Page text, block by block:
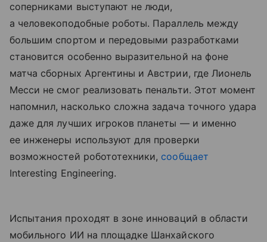
соперниками выступают не люди,
а человекоподобные роботы. Параллель между
большим спортом и передовыми разработками
становится особенно выразительной на фоне
матча сборных Аргентины и Австрии, где Лионель
Месси не смог реализовать пенальти. Этот момент
напомнил, насколько сложна задача точного удара
даже для лучших игроков планеты — и именно
ее инженеры используют для проверки
возможностей робототехники, сообщает
Interesting Engineering.
Испытания проходят в зоне инноваций в области
мобильного ИИ на площадке Шанхайского